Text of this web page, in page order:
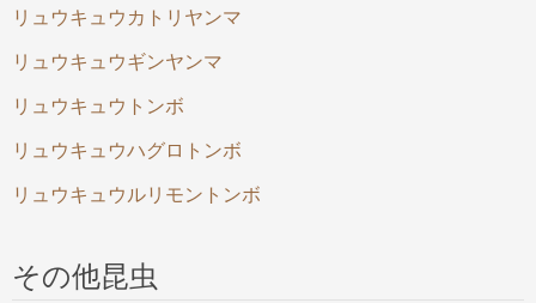
リュウキュウカトリヤンマ
リュウキュウギンヤンマ
リュウキュウトンボ
リュウキュウハグロトンボ
リュウキュウルリモントンボ
その他昆虫